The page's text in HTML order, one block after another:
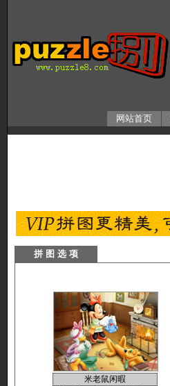
网站首页
拼 图 选 项
米老鼠闲暇